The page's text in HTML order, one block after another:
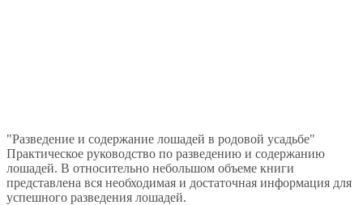
"Разведение и содержание лошадей в родовой усадьбе"
Практическое руководство по разведению и содержанию
лошадей. В относительно небольшом объеме книги
представлена вся необходимая и достаточная информация для
успешного разведения лошадей.